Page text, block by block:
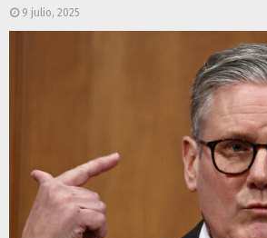
9 julio, 2025